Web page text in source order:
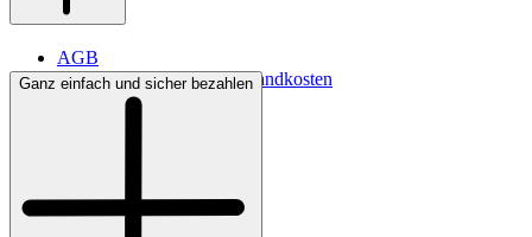
AGB
Lieferbedingungen & Versandkosten
Bezahlung
Ganz einfach und sicher bezahlen